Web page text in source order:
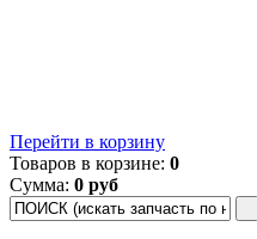
Перейти в корзину
Товаров в корзине: 0
Сумма: 0 руб